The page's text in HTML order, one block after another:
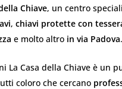
Chiave, un centro
, chiavi protette con
e molto altro in via Padova.
La Casa della Chiave è un
coloro che cercano